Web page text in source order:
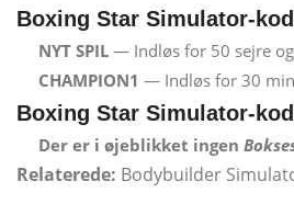
Boxing Star Simulator-
NYT SPIL — Indløs for 50 sejre
CHAMPION1 — Indløs for 30
Boxing Star Simulator-
Der er i øjeblikket ingen
Relaterede: Bodybuilder